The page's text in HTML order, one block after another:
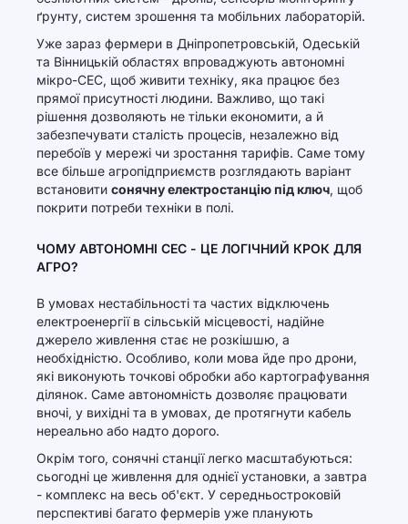
ґрунту, систем зрошення та мобільних лабораторій.
Уже зараз фермери в Дніпропетровській, Одеській
та Вінницькій областях впроваджують автономні
мікро-СЕС, щоб живити техніку, яка працює без
прямої присутності людини. Важливо, що такі
рішення дозволяють не тільки економити, а й
забезпечувати сталість процесів, незалежно від
перебоїв у мережі чи зростання тарифів. Саме тому
все більше агропідприємств розглядають варіант
встановити сонячну електростанцію під ключ, щоб
покрити потреби техніки в полі.
ЧОМУ АВТОНОМНІ СЕС - ЦЕ ЛОГІЧНИЙ КРОК ДЛЯ
АГРО?
В умовах нестабільності та частих відключень
електроенергії в сільській місцевості, надійне
джерело живлення стає не розкішшю, а
необхідністю. Особливо, коли мова йде про дрони,
які виконують точкові обробки або картографування
ділянок. Саме автономність дозволяє працювати
вночі, у вихідні та в умовах, де протягнути кабель
нереально або надто дорого.
Окрім того, сонячні станції легко масштабуються:
сьогодні це живлення для однієї установки, а завтра
- комплекс на весь об'єкт. У середньостроковій
перспективі багато фермерів уже планують